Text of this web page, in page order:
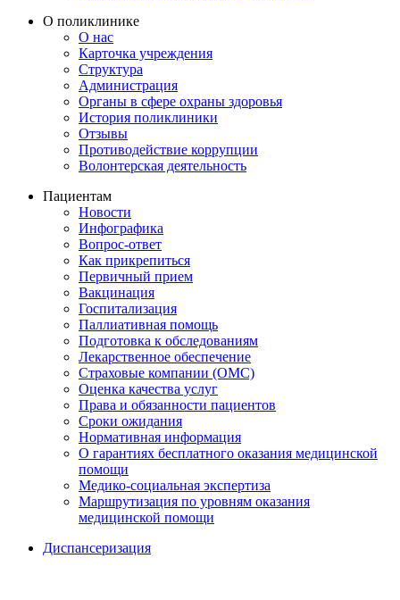
О поликлинике
О нас
Карточка учреждения
Структура
Администрация
Органы в сфере охраны здоровья
История поликлиники
Отзывы
Противодействие коррупции
Волонтерская деятельность
Пациентам
Новости
Инфографика
Вопрос-ответ
Как прикрепиться
Первичный прием
Вакцинация
Госпитализация
Паллиативная помощь
Подготовка к обследованиям
Лекарственное обеспечение
Страховые компании (ОМС)
Оценка качества услуг
Права и обязанности пациентов
Сроки ожидания
Нормативная информация
О гарантиях бесплатного оказания медицинской
помощи
Медико-социальная экспертиза
Маршрутизация по уровням оказания
медицинской помощи
Диспансеризация